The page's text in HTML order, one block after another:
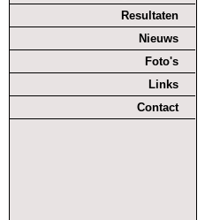
Resultaten
Nieuws
Foto's
Links
Contact